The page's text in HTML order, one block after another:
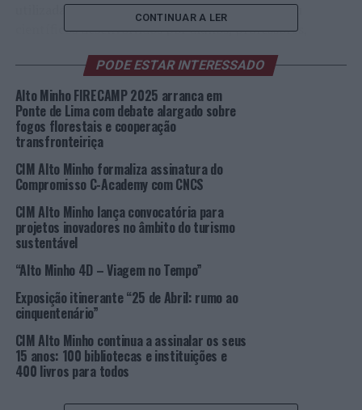
utilizada como suporte aos trabalhos técnicos ou
científicos desenvolvidos por alunos, professores,
disponível para consulta no site da CIM Alto Minho, no
separador “Documentos Estratégicos”, com a
designação “Dashboardsub-regional Alto Minho 2030”.
A informação apresentada abrange diversos domínios
temáticos, da demografia, à economia e a temas sociais,
passando ainda pelo ambiente. Ao reunir num mesmo
território, a CIM Alto Minho procura promover e
partilhar o conhecimento sobre o Alto Minho, e,
particulares que regularmente solicitam informação
estatística sobre diversas temáticas regionais.
Imagem: CIM-AM.
TÓPICOS RELACIONADOS:
CONTINUAR A LER
PODE ESTAR INTERESSADO
Alto Minho FIRECAMP 2025 arranca em
Ponte de Lima com debate alargado sobre
fogos florestais e cooperação
transfronteiriça
CIM Alto Minho formaliza assinatura do
Compromisso C-Academy com CNCS
CIM Alto Minho lança convocatória para
projetos inovadores no âmbito do turismo
sustentável
“Alto Minho 4D – Viagem no Tempo”
Exposição itinerante “25 de Abril: rumo ao
cinquentenário”
CIM Alto Minho continua a assinalar os seus
15 anos: 100 bibliotecas e instituições e
400 livros para todos